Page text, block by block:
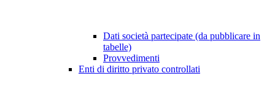
Dati società partecipate (da pubblicare in
tabelle)
Provvedimenti
Enti di diritto privato controllati